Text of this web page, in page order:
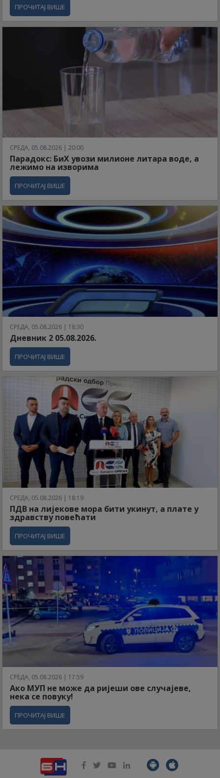
ПРОЧИТАЈ ВИШЕ
СРЕДА, 05.08.2026 | 20:00
Парадокс: БиХ увози милионе литара воде, а
лежимо на изворима
ПРОЧИТАЈ ВИШЕ
СРЕДА, 05.08.2026 | 18:30
Дневник 2 05.08.2026.
ПРОЧИТАЈ ВИШЕ
СРЕДА, 05.08.2026 | 18:19
ПДВ на лијекове мора бити укинут, а плате у
здравству повећати
ПРОЧИТАЈ ВИШЕ
СРЕДА, 05.08.2026 | 17:59
Ако МУП не може да ријеши ове случајеве,
нека се повуку!
ПРОЧИТАЈ ВИШЕ